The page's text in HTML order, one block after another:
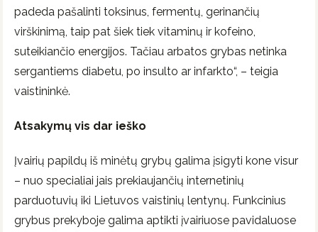
padeda pašalinti toksinus, fermentų, gerinančių
virškinimą, taip pat šiek tiek vitaminų ir kofeino,
suteikiančio energijos. Tačiau arbatos grybas netinka
sergantiems diabetu, po insulto ar infarkto“, – teigia
vaistininkė.
Atsakymų vis dar ieško
Įvairių papildų iš minėtų grybų galima įsigyti kone visur
– nuo specialiai jais prekiaujančių internetinių
parduotuvių iki Lietuvos vaistinių lentynų. Funkcinius
grybus prekyboje galima aptikti įvairiuose pavidaluose